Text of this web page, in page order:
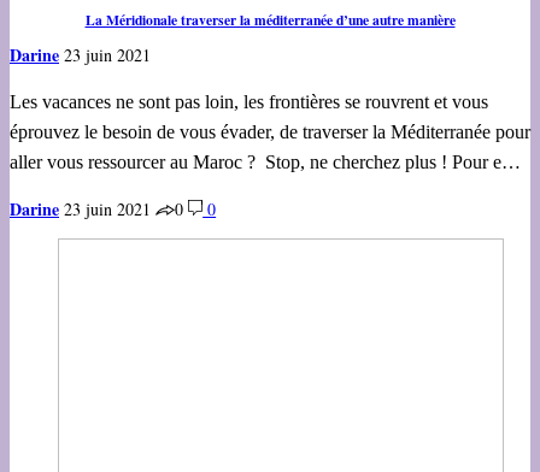
La Méridionale traverser la méditerranée d’une autre manière
Darine 23 juin 2021
Les vacances ne sont pas loin, les frontières se rouvrent et vous
éprouvez le besoin de vous évader, de traverser la Méditerranée pour
aller vous ressourcer au Maroc ? Stop, ne cherchez plus ! Pour e…
Darine 23 juin 2021 0 0